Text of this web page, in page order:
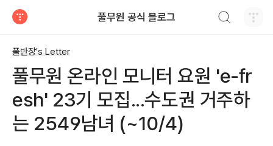
풀무원 공식 블로그
풀반장's Letter
풀무원 온라인 모니터 요원 'e-fr
esh' 23기 모집...수도권 거주하
는 2549남녀 (~10/4)